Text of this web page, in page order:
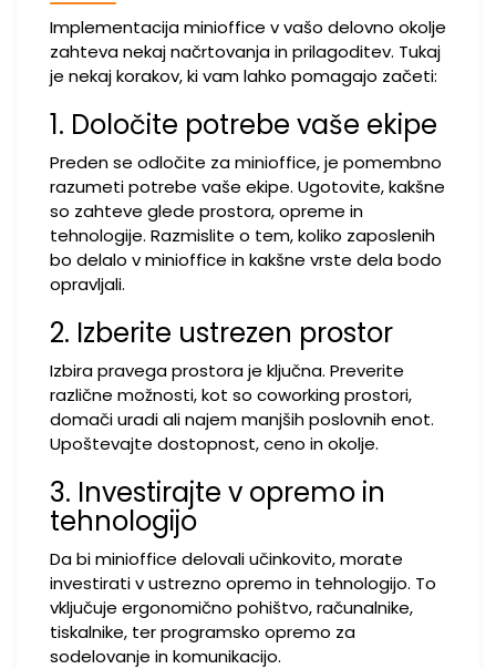
Implementacija minioffice v vašo delovno okolje
zahteva nekaj načrtovanja in prilagoditev. Tukaj
je nekaj korakov, ki vam lahko pomagajo začeti:
1. Določite potrebe vaše ekipe
Preden se odločite za minioffice, je pomembno
razumeti potrebe vaše ekipe. Ugotovite, kakšne
so zahteve glede prostora, opreme in
tehnologije. Razmislite o tem, koliko zaposlenih
bo delalo v minioffice in kakšne vrste dela bodo
opravljali.
2. Izberite ustrezen prostor
Izbira pravega prostora je ključna. Preverite
različne možnosti, kot so coworking prostori,
domači uradi ali najem manjših poslovnih enot.
Upoštevajte dostopnost, ceno in okolje.
3. Investirajte v opremo in
tehnologijo
Da bi minioffice delovali učinkovito, morate
investirati v ustrezno opremo in tehnologijo. To
vključuje ergonomično pohištvo, računalnike,
tiskalnike, ter programsko opremo za
sodelovanje in komunikacijo.